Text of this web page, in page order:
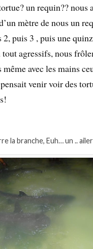
un requin?? nous
mètre de nous un
2, puis 3 , puis une
tout agressifs, nous
même avec les mains
venir voir des
la branche, Euh… un ..